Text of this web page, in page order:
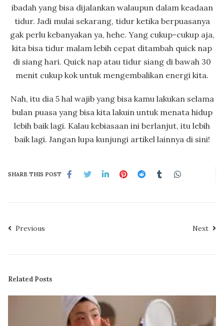
ibadah yang bisa dijalankan walaupun dalam keadaan
tidur. Jadi mulai sekarang, tidur ketika berpuasanya
gak perlu kebanyakan ya, hehe. Yang cukup-cukup aja,
kita bisa tidur malam lebih cepat ditambah quick nap
di siang hari. Quick nap atau tidur siang di bawah 30
menit cukup kok untuk mengembalikan energi kita.
Nah, itu dia 5 hal wajib yang bisa kamu lakukan selama
bulan puasa yang bisa kita lakuin untuk menata hidup
lebih baik lagi. Kalau kebiasaan ini berlanjut, itu lebih
baik lagi. Jangan lupa kunjungi artikel lainnya di sini!
SHARE THIS POST
Previous Next
Related Posts